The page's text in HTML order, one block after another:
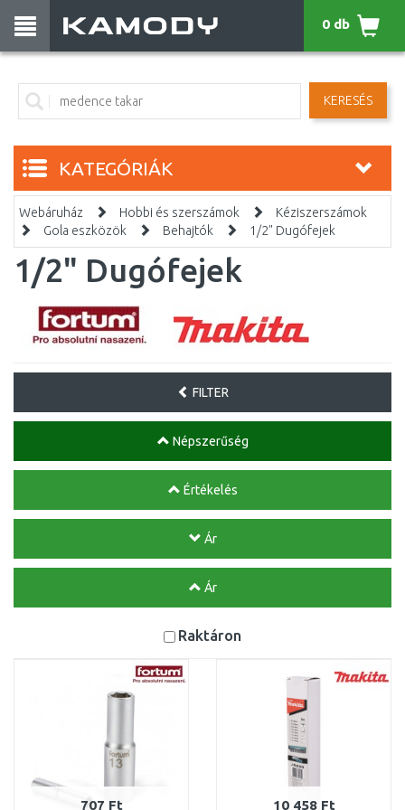
KERESÉS
0 db
KATEGÓRIÁK
Webáruház Hobbi és szerszámok
Kéziszerszámok
Gola eszközök
Behajtók 1/2" Dugófejek
1/2" Dugófejek
FILTER
Népszerűség
Értékelés
Ár
Ár
Raktáron
707 Ft 10 458 Ft